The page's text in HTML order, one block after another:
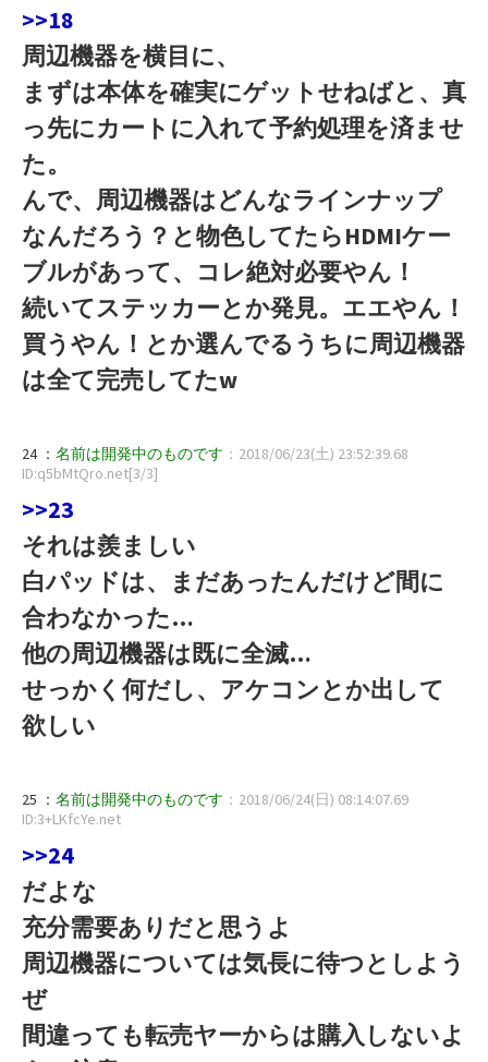
>>18
周辺機器を横目に、
まずは本体を確実にゲットせねばと、真
っ先にカートに入れて予約処理を済ませ
た。
んで、周辺機器はどんなラインナップ
なんだろう？と物色してたらHDMIケー
ブルがあって、コレ絶対必要やん！
続いてステッカーとか発見。エエやん！
買うやん！とか選んでるうちに周辺機器
は全て完売してたw
24 ： 名前は開発中のものです ：2018/06/23(土) 23:52:39.68
ID:q5bMtQro.net[3/3]
>>23
それは羨ましい
白パッドは、まだあったんだけど間に
合わなかった…
他の周辺機器は既に全滅…
せっかく何だし、アケコンとか出して
欲しい
25 ： 名前は開発中のものです ：2018/06/24(日) 08:14:07.69
ID:3+LKfcYe.net
>>24
だよな
充分需要ありだと思うよ
周辺機器については気長に待つとしよう
ぜ
間違っても転売ヤーからは購入しないよ